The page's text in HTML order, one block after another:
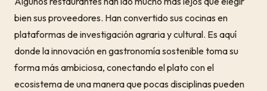
bien sus proveedores. Han convertido sus cocinas en
plataformas de investigación agraria y cultural. Es aquí
donde la innovación en gastronomía sostenible toma su
forma más ambiciosa, conectando el plato con el
ecosistema de una manera que pocas disciplinas pueden